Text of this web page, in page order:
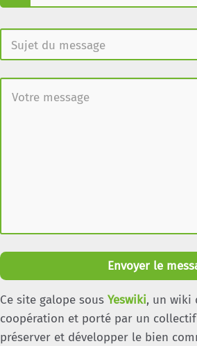
Envoyer le
Ce site galope sous Yeswiki, un wiki
coopération et porté par un
préserver et développer le bien